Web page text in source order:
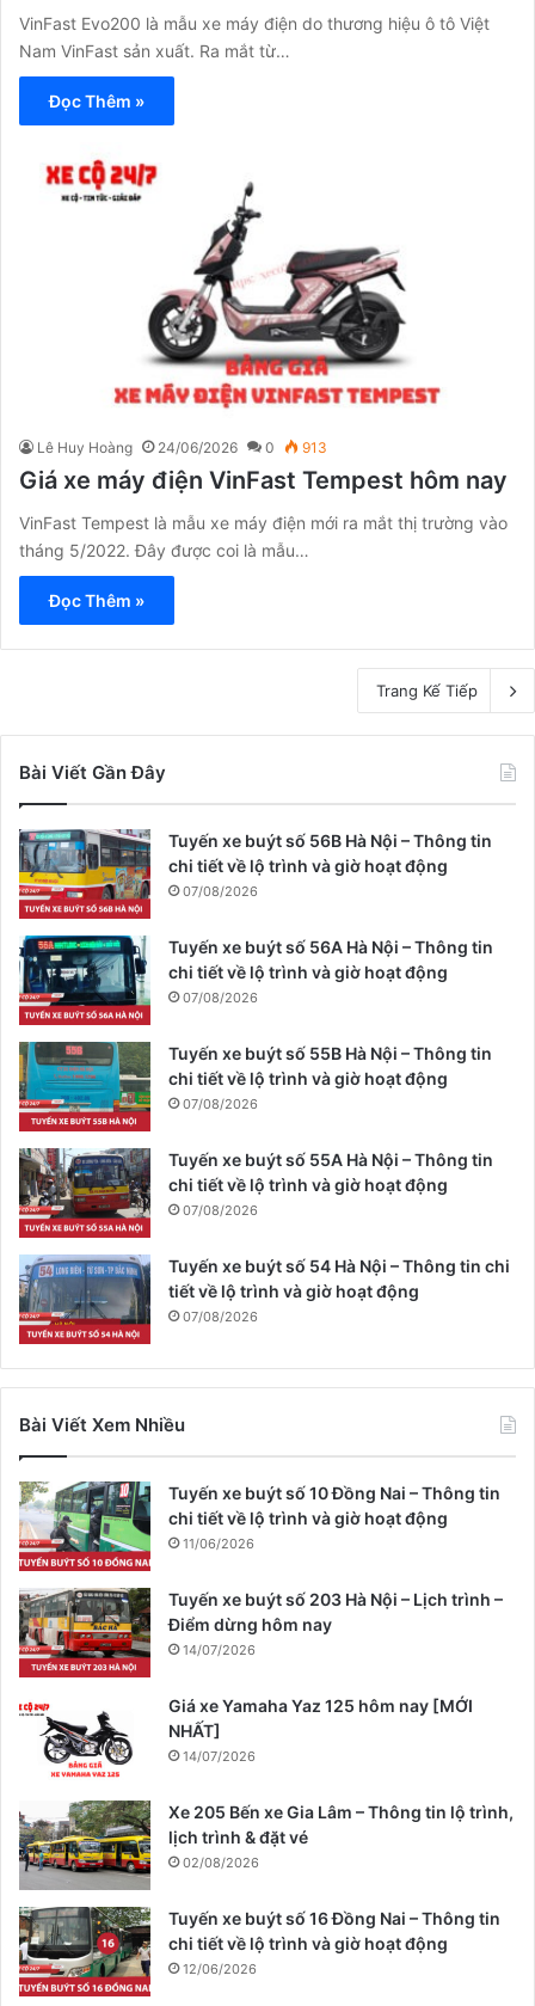
VinFast Evo200 là mẫu xe máy điện do thương hiệu ô tô Việt
Nam VinFast sản xuất. Ra mắt từ…
Đọc Thêm »
Lê Huy Hoàng 24/06/2026 0 913
Giá xe máy điện VinFast Tempest hôm nay
VinFast Tempest là mẫu xe máy điện mới ra mắt thị trường vào
tháng 5/2022. Đây được coi là mẫu…
Đọc Thêm »
Trang Kế Tiếp
Bài Viết Gần Đây
Tuyến xe buýt số 56B Hà Nội – Thông tin
chi tiết về lộ trình và giờ hoạt động
07/08/2026
Tuyến xe buýt số 56A Hà Nội – Thông tin
chi tiết về lộ trình và giờ hoạt động
07/08/2026
Tuyến xe buýt số 55B Hà Nội – Thông tin
chi tiết về lộ trình và giờ hoạt động
07/08/2026
Tuyến xe buýt số 55A Hà Nội – Thông tin
chi tiết về lộ trình và giờ hoạt động
07/08/2026
Tuyến xe buýt số 54 Hà Nội – Thông tin chi
tiết về lộ trình và giờ hoạt động
07/08/2026
Bài Viết Xem Nhiều
Tuyến xe buýt số 10 Đồng Nai – Thông tin
chi tiết về lộ trình và giờ hoạt động
11/06/2026
Tuyến xe buýt số 203 Hà Nội – Lịch trình –
Điểm dừng hôm nay
14/07/2026
Giá xe Yamaha Yaz 125 hôm nay [MỚI
NHẤT]
14/07/2026
Xe 205 Bến xe Gia Lâm – Thông tin lộ trình,
lịch trình & đặt vé
02/08/2026
Tuyến xe buýt số 16 Đồng Nai – Thông tin
chi tiết về lộ trình và giờ hoạt động
12/06/2026